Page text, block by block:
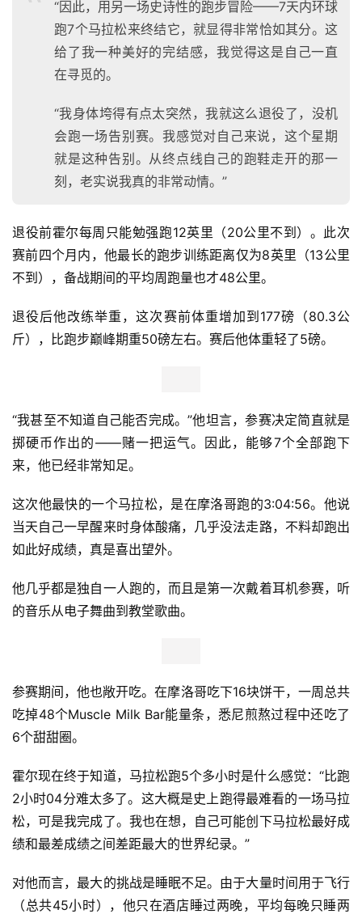
“因此，用另一场史诗性的跑步冒险——7天内环球
跑7个马拉松来终结它，就显得非常恰如其分。这
给了我一种美好的完结感，我觉得这是自己一直
在寻觅的。
“我身体垮得有点太突然，我就这么退役了，没机
会跑一场告别赛。我感觉对自己来说，这个星期
就是这种告别。从终点线自己的跑鞋走开的那一
刻，老实说我真的非常动情。”
退役前霍尔每周只能勉强跑12英里（20公里不到）。此次
赛前四个月内，他最长的跑步训练距离仅为8英里（13公里
不到），备战期间的平均周跑量也才48公里。
退役后他改练举重，这次赛前体重增加到177磅（80.3公
斤），比跑步巅峰期重50磅左右。赛后他体重轻了5磅。
“我甚至不知道自己能否完成。”他坦言，参赛决定简直就是
掷硬币作出的——赌一把运气。因此，能够7个全部跑下
来，他已经非常知足。
这次他最快的一个马拉松，是在摩洛哥跑的3:04:56。他说
当天自己一早醒来时身体酸痛，几乎没法走路，不料却跑出
如此好成绩，真是喜出望外。
他几乎都是独自一人跑的，而且是第一次戴着耳机参赛，听
的音乐从电子舞曲到教堂歌曲。
参赛期间，他也敞开吃。在摩洛哥吃下16块饼干，一周总共
吃掉48个Muscle Milk Bar能量条，悉尼煎熬过程中还吃了
6个甜甜圈。
霍尔现在终于知道，马拉松跑5个多小时是什么感觉：“比跑
2小时04分难太多了。这大概是史上跑得最难看的一场马拉
松，可是我完成了。我也在想，自己可能创下马拉松最好成
绩和最差成绩之间差距最大的世界纪录。”
对他而言，最大的挑战是睡眠不足。由于大量时间用于飞行
（总共45小时），他只在酒店睡过两晚，平均每晚只睡两